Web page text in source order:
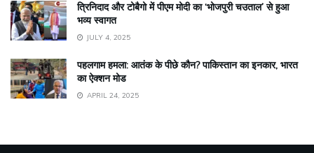
त्रिनिदाद और टोबैगो में पीएम मोदी का ‘भोजपुरी चउताल’ से हुआ
भव्य स्वागत
JULY 4, 2025
पहलगाम हमला: आतंक के पीछे कौन? पाकिस्तान का इनकार, भारत
का ऐक्शन मोड
APRIL 24, 2025